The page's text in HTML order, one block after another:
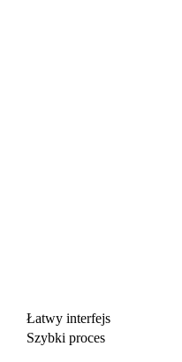
Łatwy interfejs
Szybki proces